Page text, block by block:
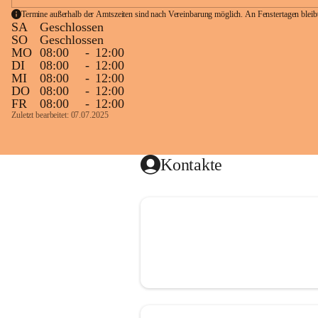
Termine außerhalb der Amtszeiten sind nach Vereinbarung möglich. An Fenstertagen
SA
Geschlossen
SO
Geschlossen
MO 08:00 - 12:00
DI
08:00 - 12:00
MI
08:00 - 12:00
DO
08:00 - 12:00
FR
08:00 - 12:00
Zuletzt bearbeitet: 07.07.2025
Kontakte